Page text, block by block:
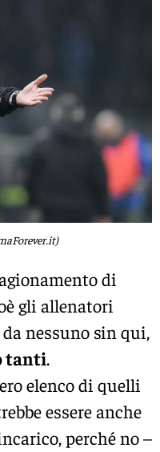
di
gli allenatori
nessuno sin qui,
tanti.
elenco di quelli
essere anche
perché no –